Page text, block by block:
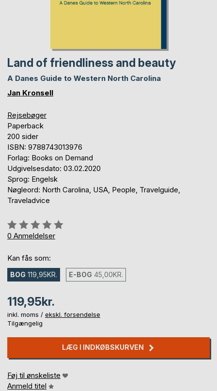
Land of friendliness and beauty
A Danes Guide to Western North Carolina
Jan Kronsell
Rejsebøger
Paperback
200 sider
ISBN: 9788743013976
Forlag: Books on Demand
Udgivelsesdato: 03.02.2020
Sprog: Engelsk
Nøgleord: North Carolina, USA, People, Travelguide,
Traveladvice
Anmeldelse::
0%
0 Anmeldelser
Kan fås som:
BOG 119,95KR. E-BOG 45,00KR.
119,95kr.
inkl. moms / ekskl. forsendelse
Tilgængelig
LÆG I INDKØBSKURVEN
Føj til ønskeliste
Anmeld titel